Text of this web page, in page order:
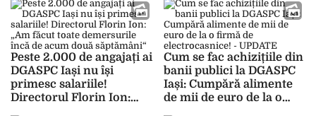
ia măsuri: „Mi s-a
transmis că, atunci când
voi reveni, contractul de
muncă va înceta”
Peste 2.000 de angajați ai
DGASPC Iași nu își
primesc salariile!
Directorul Florin Ion:
Cum se fac achizițiile din
banii publici la DGASPC
Iași: Cumpără alimente
de mii de euro de la o